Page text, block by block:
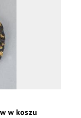
w koszu